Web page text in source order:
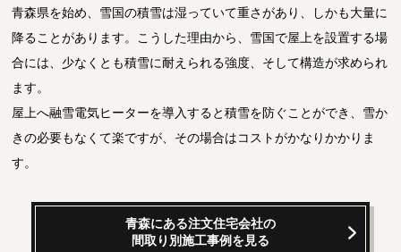
青森県を始め、雪国の積雪は湿っていて重さがあり、しかも大量に
降ることがあります。こうした理由から、雪国で屋上を設置する場
合には、少なくとも積雪に耐えられる強度、そして構造が求められ
ます。
屋上へ融雪電気ヒーターを導入すると積雪を防ぐことができ、雪か
きの必要もなくて楽ですが、その場合はコストがかなりかかりま
す。
青森にある注文住宅会社の
間取り別施工事例を見る